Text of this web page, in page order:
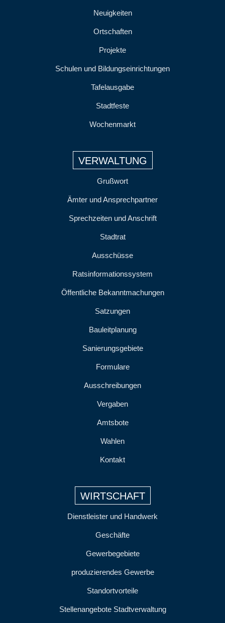
Neuigkeiten
Ortschaften
Projekte
Schulen und Bildungseinrichtungen
Tafelausgabe
Stadtfeste
Wochenmarkt
VERWALTUNG
Grußwort
Ämter und Ansprechpartner
Sprechzeiten und Anschrift
Stadtrat
Ausschüsse
Ratsinformationssystem
Öffentliche Bekanntmachungen
Satzungen
Bauleitplanung
Sanierungsgebiete
Formulare
Ausschreibungen
Vergaben
Amtsbote
Wahlen
Kontakt
WIRTSCHAFT
Dienstleister und Handwerk
Geschäfte
Gewerbegebiete
produzierendes Gewerbe
Standortvorteile
Stellenangebote Stadtverwaltung